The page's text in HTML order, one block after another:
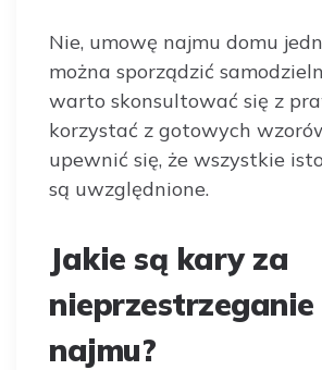
Nie, umowę najmu domu
można sporządzić
warto skonsultować się z
korzystać z gotowych
upewnić się, że wszystkie
są uwzględnione.
Jakie są kary za
najmu?